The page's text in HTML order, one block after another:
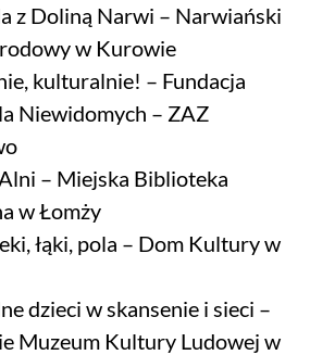
z Doliną Narwi – Narwiański
w Kurowie
kulturalnie! – Fundacja
Niewidomych – ZAZ
– Miejska Biblioteka
w Łomży
łąki, pola – Dom Kultury w
dzieci w skansenie i sieci –
Muzeum Kultury Ludowej w